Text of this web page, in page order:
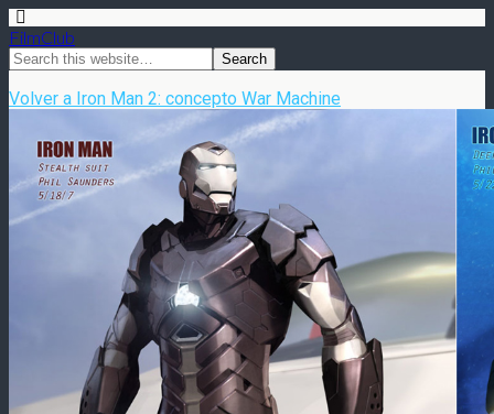
FilmClub
Volver a Iron Man 2: concepto War Machine